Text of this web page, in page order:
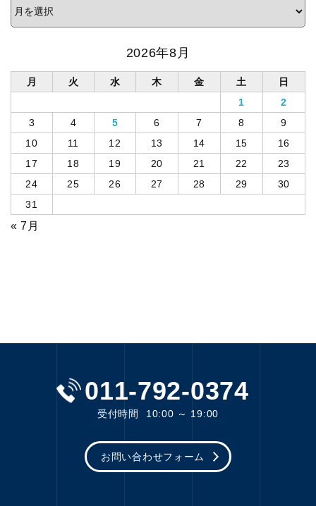
2026年8月
月 火 水 木 金 土
日
1
2
3
4 5 6 7 8
9
10
11 12 13 14 15
16
17
18 19 20 21 22
23
24
25 26 27 28 29
30
31
« 7月
011-792-0374
受付時間 10:00 ～ 19:00
お問い合わせフォーム